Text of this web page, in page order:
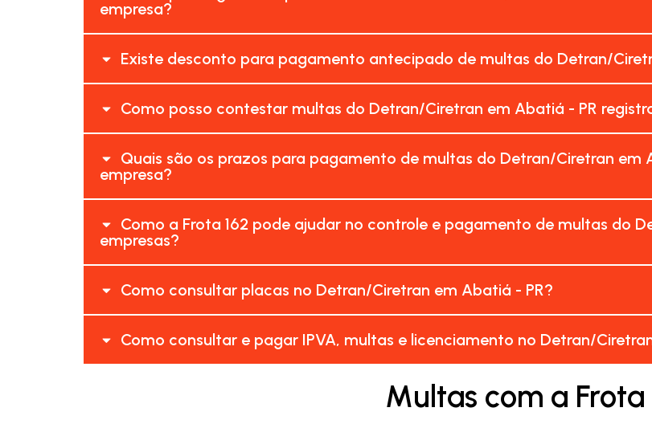
empresa?
Existe desconto para pagamento antecipado de multas do Detran/
Como posso contestar multas do Detran/Ciretran em Abatiá - PR
Quais são os prazos para pagamento de multas do Detran/Ciretran em
empresa?
Como a Frota 162 pode ajudar no controle e pagamento de multas do
empresas?
Como consultar placas no Detran/Ciretran em Abatiá - PR?
Como consultar e pagar IPVA, multas e licenciamento no Detran/
Multas com a Frota